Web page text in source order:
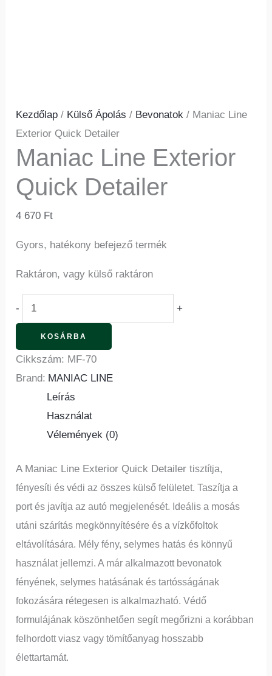
Kezdőlap / Külső Ápolás / Bevonatok / Maniac Line
Exterior Quick Detailer
Maniac Line Exterior
Quick Detailer
4 670 Ft
Gyors, hatékony befejező termék
Raktáron, vagy külső raktáron
- +
KOSÁRBA
Cikkszám: MF-70
Brand: MANIAC LINE
Leírás
Használat
Vélemények (0)
A Maniac Line Exterior Quick Detailer tisztítja,
fényesíti és védi az összes külső felületet. Taszítja a
port és javítja az autó megjelenését. Ideális a mosás
utáni szárítás megkönnyítésére és a vízkőfoltok
eltávolítására. Mély fény, selymes hatás és könnyű
használat jellemzi.A már alkalmazott bevonatok
fényének, selymes hatásának és tartósságának
fokozására rétegesen is alkalmazható.Védő
formulájának köszönhetően segít megőrizni a korábban
felhordott viasz vagy tömítőanyag hosszabb
élettartamát.